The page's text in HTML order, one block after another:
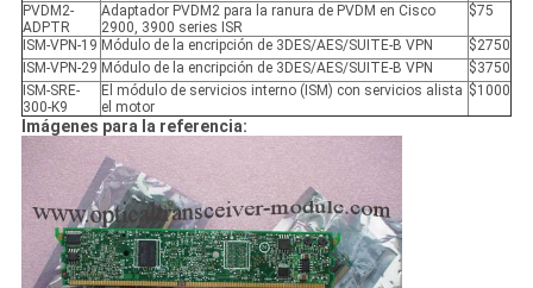
PVDM2-
ADPTR
Adaptador PVDM2 para la ranura de PVDM en Cisco
2900, 3900 series ISR
$75
ISM-VPN-19 Módulo de la encripción de 3DES/AES/SUITE-B VPN
$2750
ISM-VPN-29 Módulo de la encripción de 3DES/AES/SUITE-B VPN
$3750
ISM-SRE-
300-K9
El módulo de servicios interno (ISM) con servicios alista
el motor
$1000
Imágenes para la referencia: